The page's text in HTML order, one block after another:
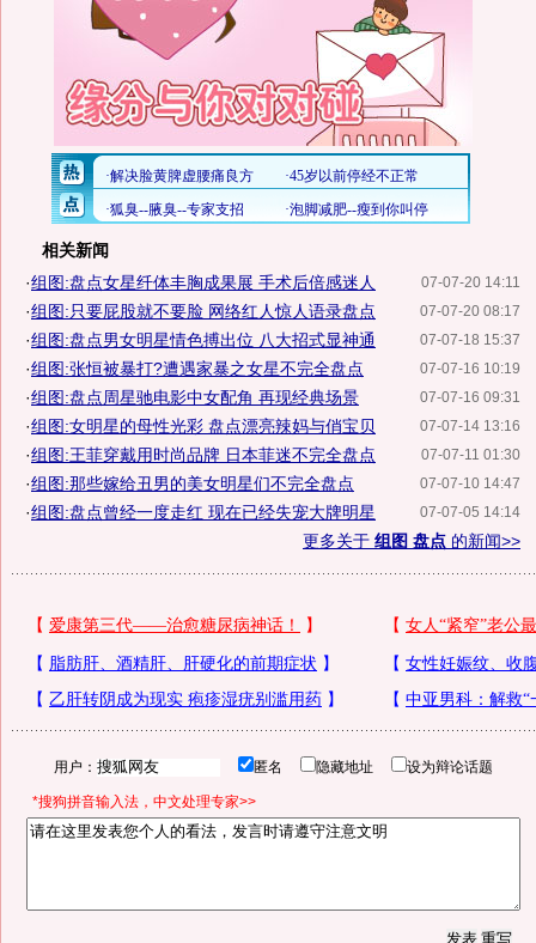
相关新闻
07-07-20 14:11
·组图:盘点女星纤体丰胸成果展 手术后倍感迷人
07-07-20 08:17
·组图:只要屁股就不要脸 网络红人惊人语录盘点
07-07-18 15:37
·组图:盘点男女明星情色搏出位 八大招式显神通
07-07-16 10:19
·组图:张恒被暴打?遭遇家暴之女星不完全盘点
07-07-16 09:31
·组图:盘点周星驰电影中女配角 再现经典场景
07-07-14 13:16
·组图:女明星的母性光彩 盘点漂亮辣妈与俏宝贝
07-07-11 01:30
·组图:王菲穿戴用时尚品牌 日本菲迷不完全盘点
07-07-10 14:47
·组图:那些嫁给丑男的美女明星们不完全盘点
07-07-05 14:14
·组图:盘点曾经一度走红 现在已经失宠大牌明星
更多关于 组图 盘点 的新闻>>
用户： 匿名 隐藏地址 设为辩论话题
*搜狗拼音输入法，中文处理专家>>